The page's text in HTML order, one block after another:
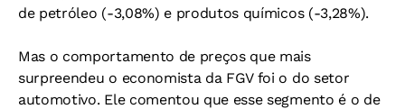
de petróleo (-3,08%) e produtos químicos (-3,28%).
Mas o comportamento de preços que mais
surpreendeu o economista da FGV foi o do setor
automotivo. Ele comentou que esse segmento é o de